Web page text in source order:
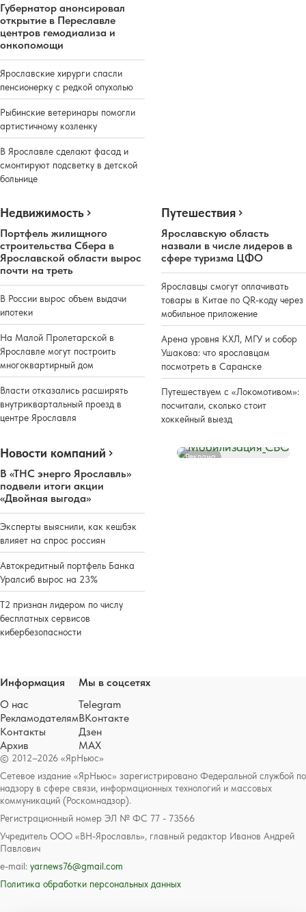
Губернатор анонсировал
открытие в Переславле
центров гемодиализа и
онкопомощи
Ярославские хирурги спасли
пенсионерку с редкой опухолью
Рыбинские ветеринары помогли
артистичному козленку
В Ярославле сделают фасад и
смонтируют подсветку в детской
больнице
Недвижимость
Портфель жилищного
строительства Сбера в
Ярославской области вырос
почти на треть
В России вырос объем выдачи
ипотеки
На Малой Пролетарской в
Ярославле могут построить
многоквартирный дом
Власти отказались расширять
внутриквартальный проезд в
центре Ярославля
Путешествия
Ярославскую область
назвали в числе лидеров в
сфере туризма ЦФО
Ярославцы смогут оплачивать
товары в Китае по QR-коду через
мобильное приложение
Арена уровня КХЛ, МГУ и собор
Ушакова: что ярославцам
посмотреть в Саранске
Путешествуем с «Локомотивом»:
посчитали, сколько стоит
хоккейный выезд
Новости компаний
В «ТНС энерго Ярославль»
подвели итоги акции
«Двойная выгода»
Эксперты выяснили, как кешбэк
влияет на спрос россиян
Автокредитный портфель Банка
Уралсиб вырос на 23%
Т2 признан лидером по числу
бесплатных сервисов
кибербезопасности
Реклама
© 2012–2026 «ЯрНьюс»
Сетевое издание «ЯрНьюс» зарегистрировано Федеральной службой по
надзору в сфере связи, информационных технологий и массовых
коммуникаций (Роскомнадзор).
Регистрационный номер ЭЛ № ФС 77 - 73566
Учредитель ООО «ВН-Ярославль», главный редактор Иванов Андрей
Павлович
e-mail: yarnews76@gmail.com
Политика обработки персональных данных
Информация
О нас
Рекламодателям
Контакты
Архив
Мы в соцсетях
Telegram
ВКонтакте
Дзен
MAX